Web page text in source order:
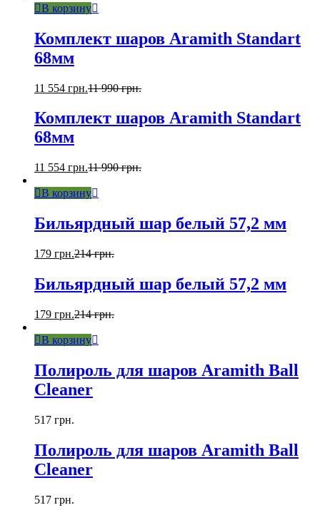
В корзину
Комплект шаров Aramith Standart
68мм
11 554 грн.11 990грн.
Комплект шаров Aramith Standart
68мм
11 554 грн.11 990грн.
В корзину
Бильярдный шар белый 57,2 мм
179 грн.214грн.
Бильярдный шар белый 57,2 мм
179 грн.214грн.
В корзину
Полироль для шаров Aramith Ball
Cleaner
517 грн.
Полироль для шаров Aramith Ball
Cleaner
517 грн.